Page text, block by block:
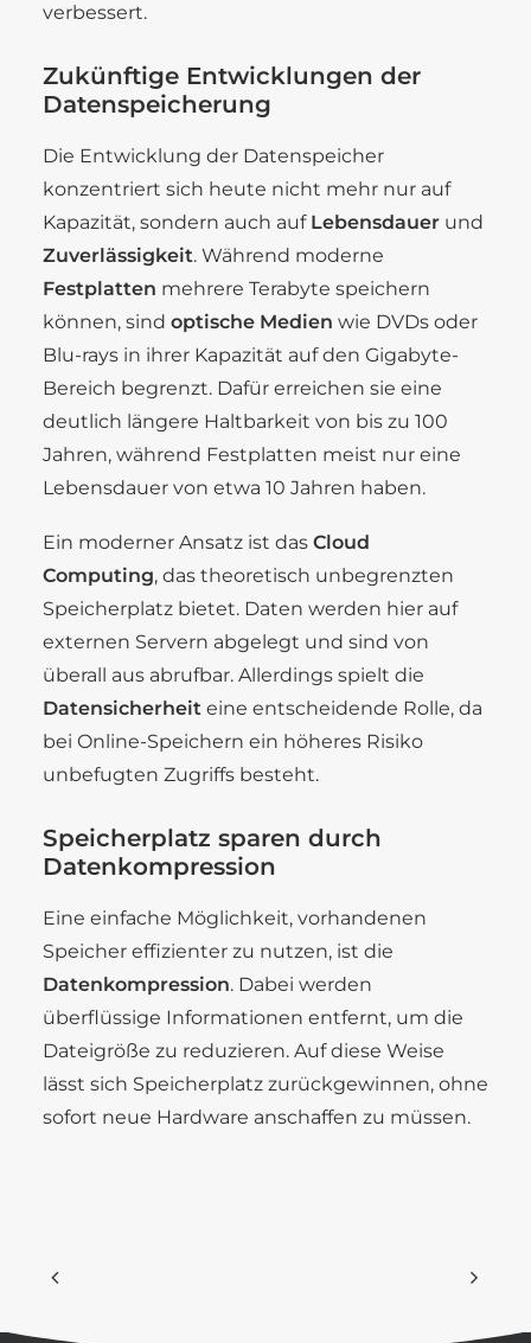
verbessert.
Zukünftige Entwicklungen der
Datenspeicherung
Die Entwicklung der Datenspeicher
konzentriert sich heute nicht mehr nur auf
Kapazität, sondern auch auf Lebensdauer und
Zuverlässigkeit. Während moderne
Festplatten mehrere Terabyte speichern
können, sind optische Medien wie DVDs oder
Blu-rays in ihrer Kapazität auf den Gigabyte-
Bereich begrenzt. Dafür erreichen sie eine
deutlich längere Haltbarkeit von bis zu 100
Jahren, während Festplatten meist nur eine
Lebensdauer von etwa 10 Jahren haben.
Ein moderner Ansatz ist das Cloud
Computing, das theoretisch unbegrenzten
Speicherplatz bietet. Daten werden hier auf
externen Servern abgelegt und sind von
überall aus abrufbar. Allerdings spielt die
Datensicherheit eine entscheidende Rolle, da
bei Online-Speichern ein höheres Risiko
unbefugten Zugriffs besteht.
Speicherplatz sparen durch
Datenkompression
Eine einfache Möglichkeit, vorhandenen
Speicher effizienter zu nutzen, ist die
Datenkompression. Dabei werden
überflüssige Informationen entfernt, um die
Dateigröße zu reduzieren. Auf diese Weise
lässt sich Speicherplatz zurückgewinnen, ohne
sofort neue Hardware anschaffen zu müssen.